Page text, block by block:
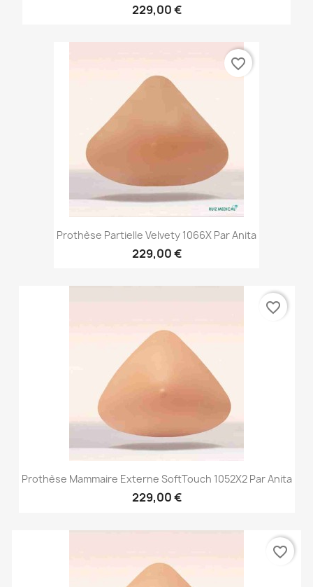
229,00 €
Prothèse Partielle Velvety 1066X Par Anita
229,00 €
favorite_border
Prothèse Mammaire Externe SoftTouch 1052X2 Par Anita
229,00 €
favorite_border
favorite_border